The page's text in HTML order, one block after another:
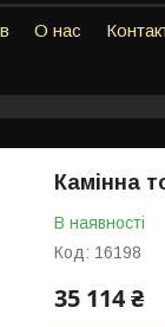
О нас
Камінна
В наявності
Код: 16198
35 114 ₴